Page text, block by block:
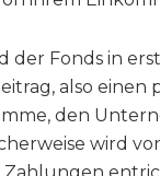
der Fonds in
also
den
wird